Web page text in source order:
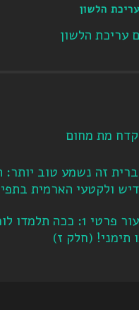
הלשון
עריכת הלשון
מת מחום
זה נשמע טוב יותר:
ולקטעי הארמית
שיעור פרטי 1: ככה
תימני! ‏(חלק ז‏)